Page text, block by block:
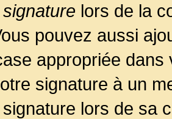
lors de la
pouvez aussi
appropriée
signature à un
lors de sa